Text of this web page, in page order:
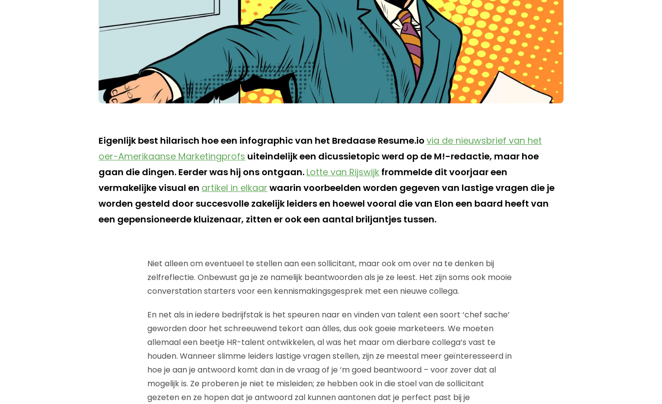
Eigenlijk best hilarisch hoe een infographic van het Bredaase Resume.iovia de nieuwsbrief van het
oer-Amerikaanse Marketingprofs uiteindelijk een dicussietopic werd op de M!-redactie, maar hoe
gaan die dingen. Eerder was hij ons ontgaan. Lotte van Rijswijk frommelde dit voorjaar een
vermakelijke visual en artikel in elkaar waarin voorbeelden worden gegeven van lastige vragen die je
worden gesteld door succesvolle zakelijk leiders en hoewel vooral die van Elon een baard heeft van
een gepensioneerde kluizenaar, zitten er ook een aantal briljantjes tussen.
Niet alleen om eventueel te stellen aan een sollicitant, maar ook om over na te denken bij
zelfreflectie. Onbewust ga je ze namelijk beantwoorden als je ze leest. Het zijn soms ook mooie
converstation starters voor een kennismakingsgesprek met een nieuwe collega.
En net als in iedere bedrijfstak is het speuren naar en vinden van talent een soort ‘chef sache’
geworden door het schreeuwend tekort aan álles, dus ook goeie marketeers. We moeten
allemaal een beetje HR-talent ontwikkelen, al was het maar om dierbare collega’s vast te
houden. Wanneer slimme leiders lastige vragen stellen, zijn ze meestal meer geïnteresseerd in
hoe je aan je antwoord komt dan in de vraag of je ‘m goed beantwoord – voor zover dat al
mogelijk is. Ze proberen je niet te misleiden; ze hebben ook in die stoel van de sollicitant
gezeten en ze hopen dat je antwoord zal kunnen aantonen dat je perfect past bij je